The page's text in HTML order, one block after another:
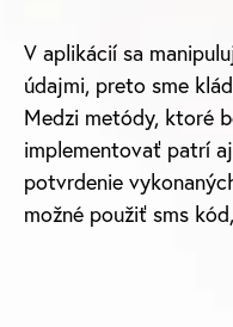
V aplikácií sa
údajmi, preto sme
Medzi metódy, ktoré
implementovať patrí
potvrdenie
možné použiť sms